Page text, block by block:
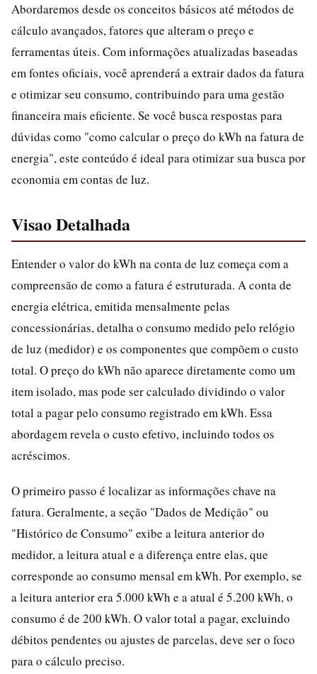
Abordaremos desde os conceitos básicos até métodos de
cálculo avançados, fatores que alteram o preço e
ferramentas úteis. Com informações atualizadas baseadas
em fontes oficiais, você aprenderá a extrair dados da fatura
e otimizar seu consumo, contribuindo para uma gestão
financeira mais eficiente. Se você busca respostas para
dúvidas como "como calcular o preço do kWh na fatura de
energia", este conteúdo é ideal para otimizar sua busca por
economia em contas de luz.
Visao Detalhada
Entender o valor do kWh na conta de luz começa com a
compreensão de como a fatura é estruturada. A conta de
energia elétrica, emitida mensalmente pelas
concessionárias, detalha o consumo medido pelo relógio
de luz (medidor) e os componentes que compõem o custo
total. O preço do kWh não aparece diretamente como um
item isolado, mas pode ser calculado dividindo o valor
total a pagar pelo consumo registrado em kWh. Essa
abordagem revela o custo efetivo, incluindo todos os
acréscimos.
O primeiro passo é localizar as informações chave na
fatura. Geralmente, a seção "Dados de Medição" ou
"Histórico de Consumo" exibe a leitura anterior do
medidor, a leitura atual e a diferença entre elas, que
corresponde ao consumo mensal em kWh. Por exemplo, se
a leitura anterior era 5.000 kWh e a atual é 5.200 kWh, o
consumo é de 200 kWh. O valor total a pagar, excluindo
débitos pendentes ou ajustes de parcelas, deve ser o foco
para o cálculo preciso.